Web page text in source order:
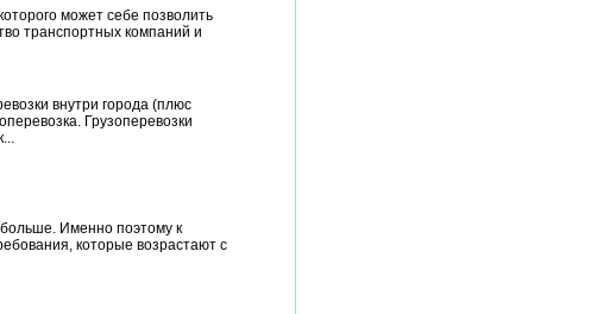
может себе позволить
транспортных компаний и
внутри города (плюс
Грузоперевозки
Именно поэтому к
которые возрастают с